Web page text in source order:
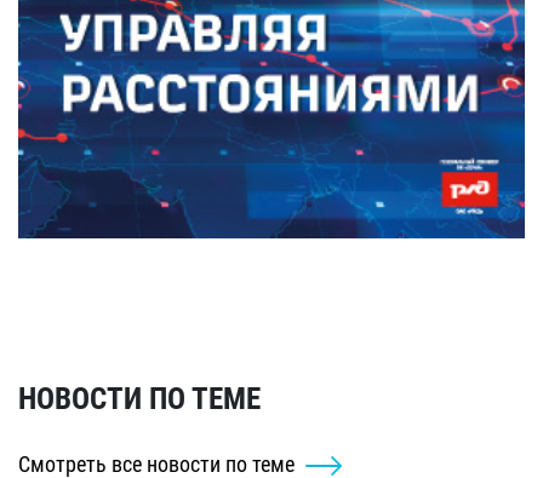
НОВОСТИ ПО ТЕМЕ
Смотреть все новости по теме